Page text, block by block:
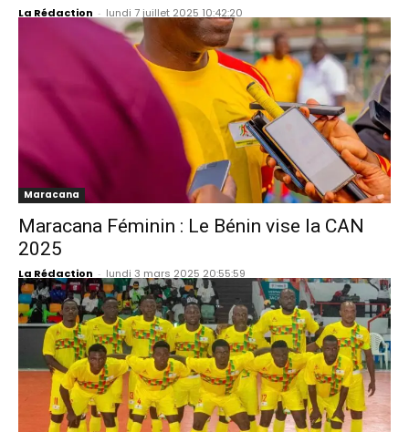
La Rédaction - lundi 7 juillet 2025 10:42:20
Maracana
Maracana Féminin : Le Bénin vise la CAN
2025
La Rédaction - lundi 3 mars 2025 20:55:59